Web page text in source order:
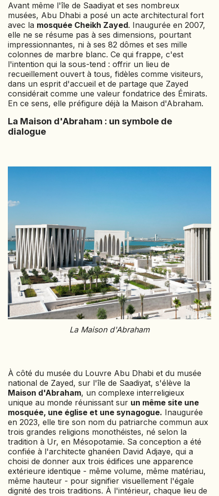
Avant même l'île de Saadiyat et ses nombreux
musées, Abu Dhabi a posé un acte architectural fort
avec la mosquée Cheikh Zayed. Inaugurée en 2007,
elle ne se résume pas à ses dimensions, pourtant
impressionnantes, ni à ses 82 dômes et ses mille
colonnes de marbre blanc. Ce qui frappe, c'est
l'intention qui la sous-tend : offrir un lieu de
recueillement ouvert à tous, fidèles comme visiteurs,
dans un esprit d'accueil et de partage que Zayed
considérait comme une valeur fondatrice des Émirats.
En ce sens, elle préfigure déjà la Maison d'Abraham.
La Maison d'Abraham : un symbole de
dialogue
La Maison d'Abraham
À côté du musée du Louvre Abu Dhabi et du musée
national de Zayed, sur l'île de Saadiyat, s'élève la
Maison d'Abraham, un complexe interreligieux
unique au monde réunissant sur un même site une
mosquée, une église et une synagogue. Inaugurée
en 2023, elle tire son nom du patriarche commun aux
trois grandes religions monothéistes, né selon la
tradition à Ur, en Mésopotamie. Sa conception a été
confiée à l'architecte ghanéen David Adjaye, qui a
choisi de donner aux trois édifices une apparence
extérieure identique - même volume, même matériau,
même hauteur - pour signifier visuellement l'égale
dignité des trois traditions. À l'intérieur, chaque lieu de